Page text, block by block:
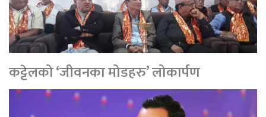
कट्टेलको ‘जीवनका मोडहरु’ लोकार्पण